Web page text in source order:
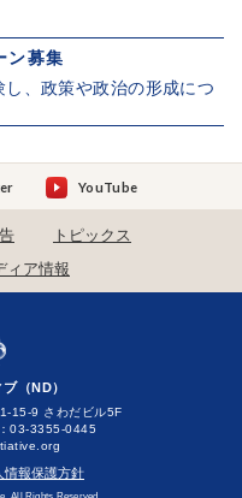
ン募集
、政策や政治の形成につ
YouTube
トピックス
ィア情報
（ND）
15-9 さわだビル5F
03-3355-0445
情報保護方針